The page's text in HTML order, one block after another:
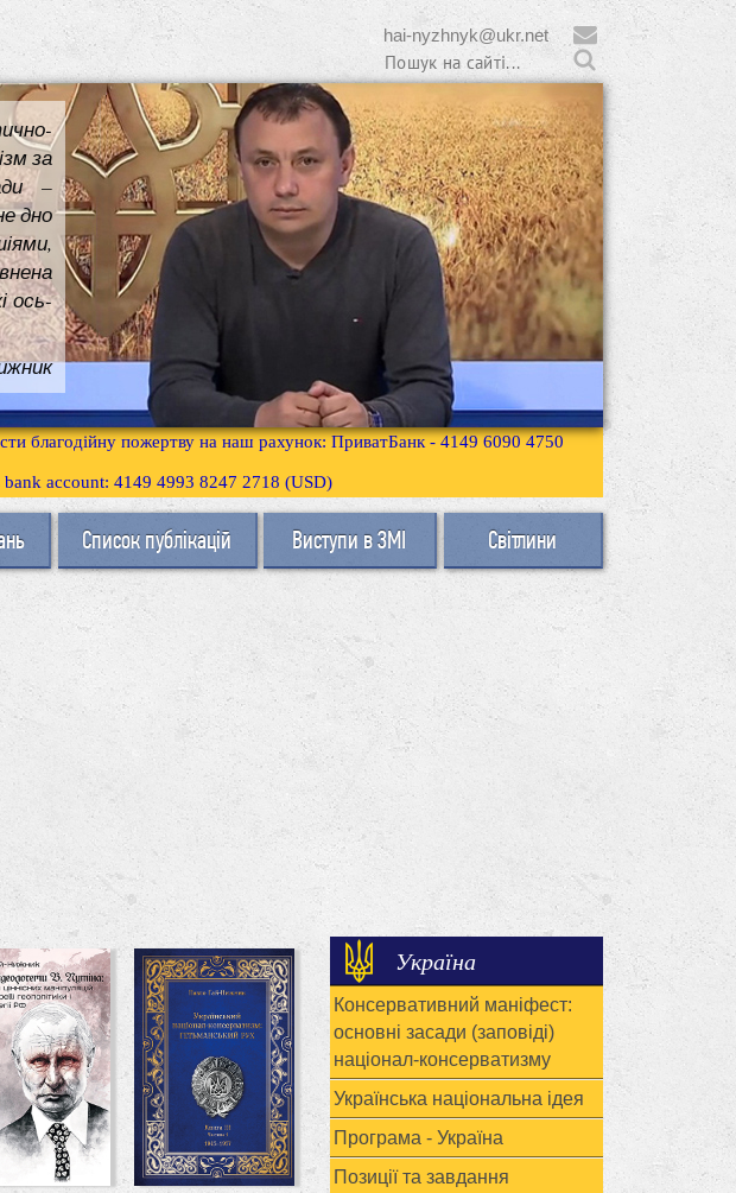
hai-nyzhnyk@ukr.net
за
–
дно
ось-
благодійну пожертву на наш рахунок: ПриватБанк - 4149 6090 4750
account: 4149 4993 8247 2718 (USD)
Список публікацій Виступи в ЗМІ Світлини
Україна
Консервативний маніфест:
основні засади (заповіді)
націонал-консерватизму
Українська національна ідея
Програма - Україна
Позиції та завдання